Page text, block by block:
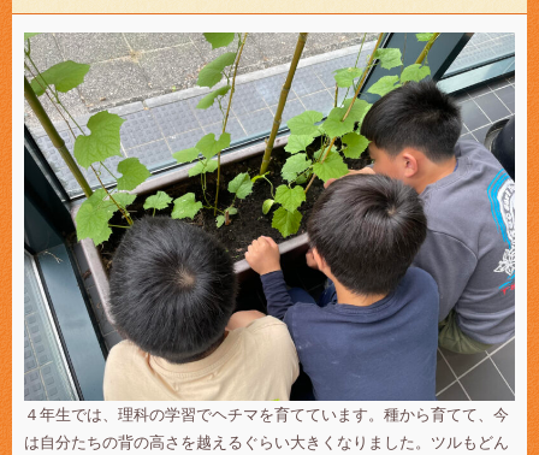
４年生では、理科の学習でヘチマを育てています。種から育てて、今
は自分たちの背の高さを越えるぐらい大きくなりました。ツルもどん